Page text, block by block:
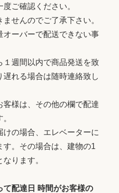
ご確認ください。
せんのでご了承下さい。
オーバーで配送できない事
１週間以内で商品発送を致
遅れる場合は随時連絡致し
客様は、その他の欄で配達
けの場合、エレベーターに
す。その場合は、建物の1
ります。
配達日 時間がお客様の